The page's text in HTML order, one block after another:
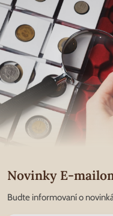
Novinky E-
Budte informovaní o